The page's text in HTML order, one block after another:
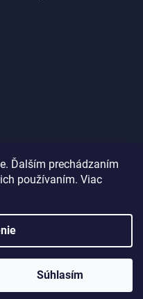
Ďalším prechádzaním
používaním. Viac
Súhlasím
Všetky práva vyhradené.